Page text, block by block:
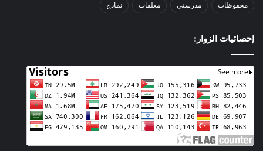
محفوظات مدرستي معلقات نماذج
إحصائيات الزوار: